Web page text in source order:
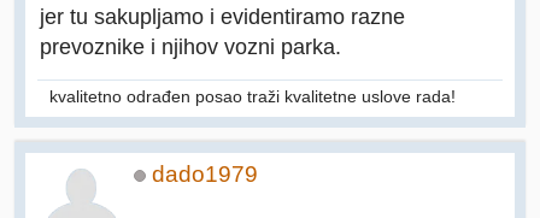
jer tu sakupljamo i evidentiramo razne
prevoznike i njihov vozni parka.
kvalitetno odrađen posao traži kvalitetne uslove rada!
dado1979